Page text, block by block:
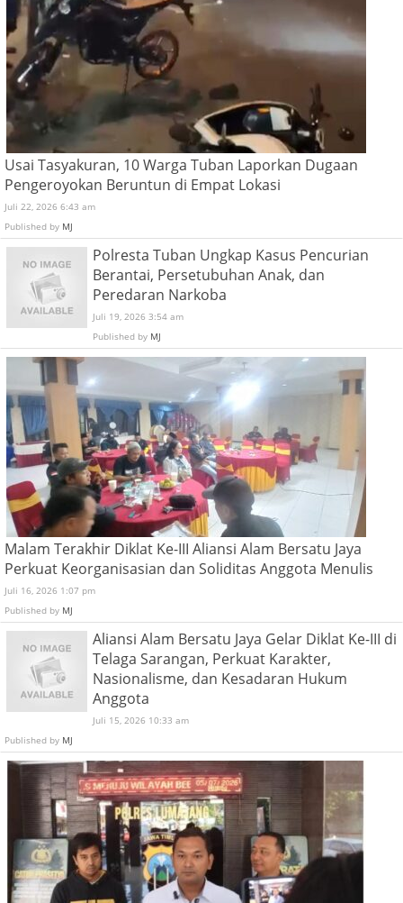
Usai Tasyakuran, 10 Warga Tuban Laporkan Dugaan
Pengeroyokan Beruntun di Empat Lokasi
Juli 22, 2026 6:43 am
Published by MJ
Polresta Tuban Ungkap Kasus Pencurian
Berantai, Persetubuhan Anak, dan
Peredaran Narkoba
Juli 19, 2026 3:54 am
Published by MJ
Malam Terakhir Diklat Ke-III Aliansi Alam Bersatu Jaya
Perkuat Keorganisasian dan Soliditas Anggota Menulis
Juli 16, 2026 1:07 pm
Published by MJ
Aliansi Alam Bersatu Jaya Gelar Diklat Ke-III di
Telaga Sarangan, Perkuat Karakter,
Nasionalisme, dan Kesadaran Hukum
Anggota
Juli 15, 2026 10:33 am
Published by MJ